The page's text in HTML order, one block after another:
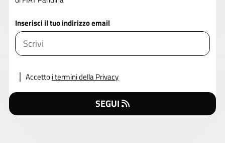
Inserisci il tuo indirizzo email
Accettoi termini della Privacy
SEGUI